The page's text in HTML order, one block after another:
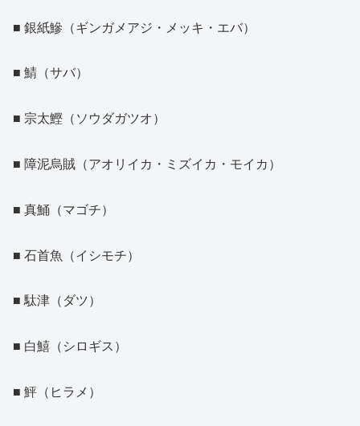
■ 銀紙鰺（ギンガメアジ・メッキ・エバ）
■ 鯖（サバ）
■ 宗太鰹（ソウダガツオ）
■ 障泥烏賊（アオリイカ・ミズイカ・モイカ）
■ 真鯒（マゴチ）
■ 石首魚（イシモチ）
■ 駄津（ダツ）
■ 白鱚（シロギス）
■ 鮃（ヒラメ）